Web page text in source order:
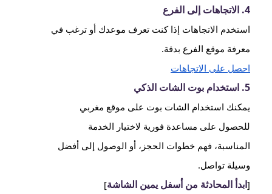
4. الاتجاهات إلى الفرع
استخدم الاتجاهات إذا كنت تعرف موعدك أو ترغب في
معرفة موقع الفرع بدقة.
احصل على الاتجاهات
5. استخدام بوت الشات الذكي
يمكنك استخدام الشات بوت على موقع مغربي
للحصول على مساعدة فورية لاختيار الخدمة
المناسبة، فهم خطوات الحجز، أو الوصول إلى أفضل
وسيلة تواصل.
[ابدأ المحادثة من أسفل يمين الشاشة]